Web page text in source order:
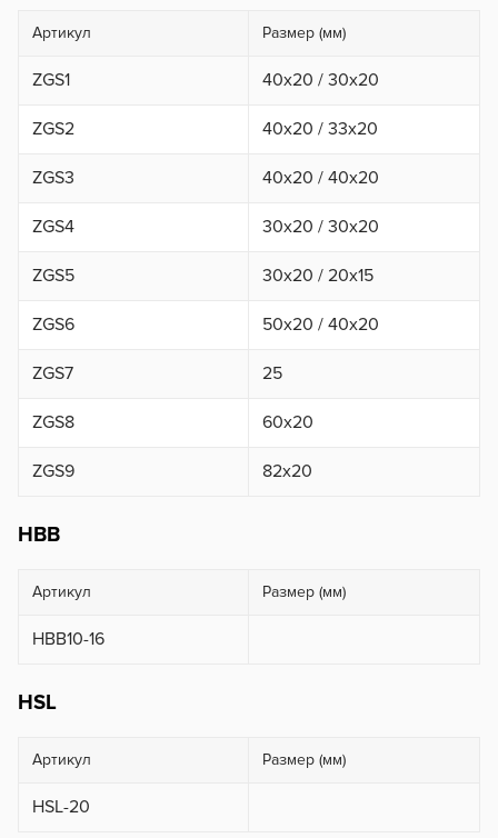
Артикул Размер (мм)
ZGS1 40х20 / 30х20
ZGS2 40х20 / 33х20
ZGS3 40х20 / 40х20
ZGS4 30х20 / 30х20
ZGS5 30х20 / 20х15
ZGS6 50х20 / 40х20
ZGS7 25
ZGS8 60x20
ZGS9 82x20
HBB
Артикул Размер (мм)
HBB10-16
HSL
Артикул Размер (мм)
HSL-20